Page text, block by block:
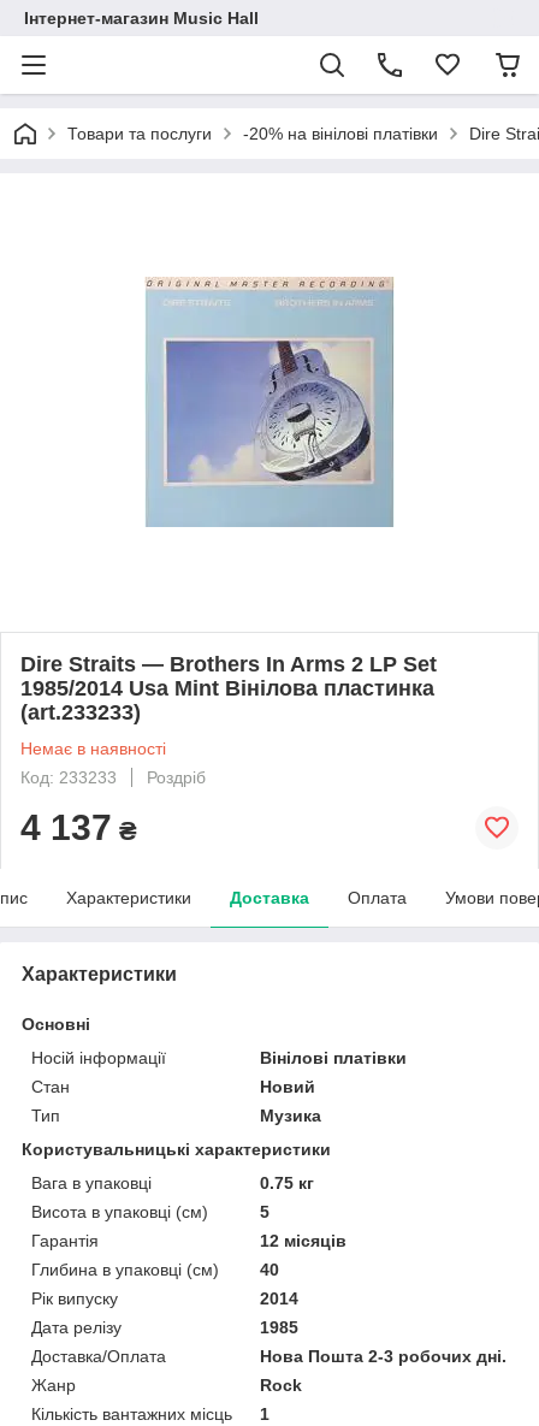
Інтернет-магазин Music Hall
Товари та послуги -20% на вінілові платівки Dire
Dire Straits — Brothers In Arms 2 LP Set
1985/2014 Usa Mint Вінілова пластинка
(art.233233)
Немає в наявності
Код: 233233
Роздріб
4 137 ₴
Характеристики Доставка Оплата Умови
Характеристики
Основні
Носій інформації
Вінілові платівки
Стан
Новий
Тип
Музика
Користувальницькі характеристики
Вага в упаковці
0.75 кг
Висота в упаковці (см)
5
Гарантія
12 місяців
Глибина в упаковці (см)
40
Рік випуску
2014
Дата релізу
1985
Доставка/Оплата
Нова Пошта 2-3 робочих дні.
Жанр
Rock
Кількість вантажних місць
1